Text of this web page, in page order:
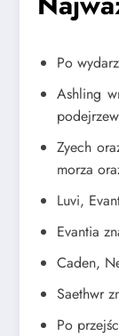
Po
Ashling
Zyech
morza
Luvi,
Evantia
Caden,
Saethwr
Po